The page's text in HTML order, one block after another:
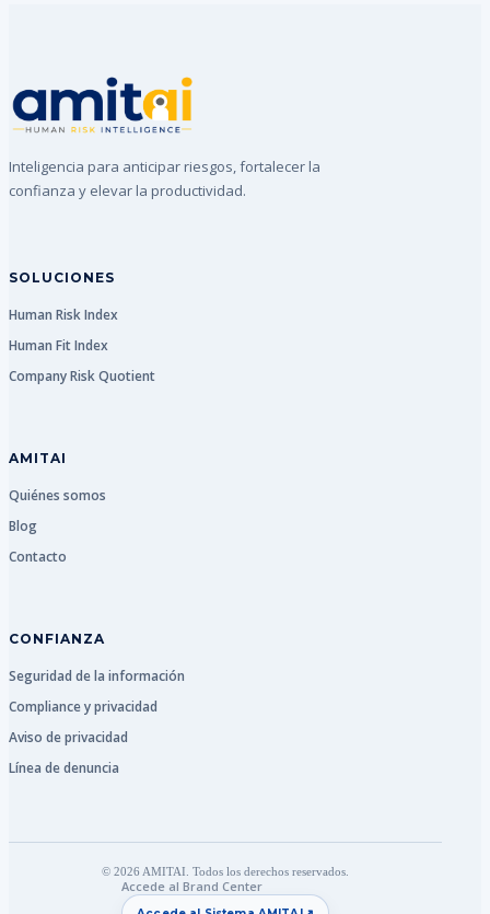
Inteligencia para anticipar riesgos, fortalecer la
confianza y elevar la productividad.
SOLUCIONES
Human Risk Index
Human Fit Index
Company Risk Quotient
AMITAI
Quiénes somos
Blog
Contacto
CONFIANZA
Seguridad de la información
Compliance y privacidad
Aviso de privacidad
Línea de denuncia
© 2026 AMITAI. Todos los derechos reservados.
Accede al Brand Center